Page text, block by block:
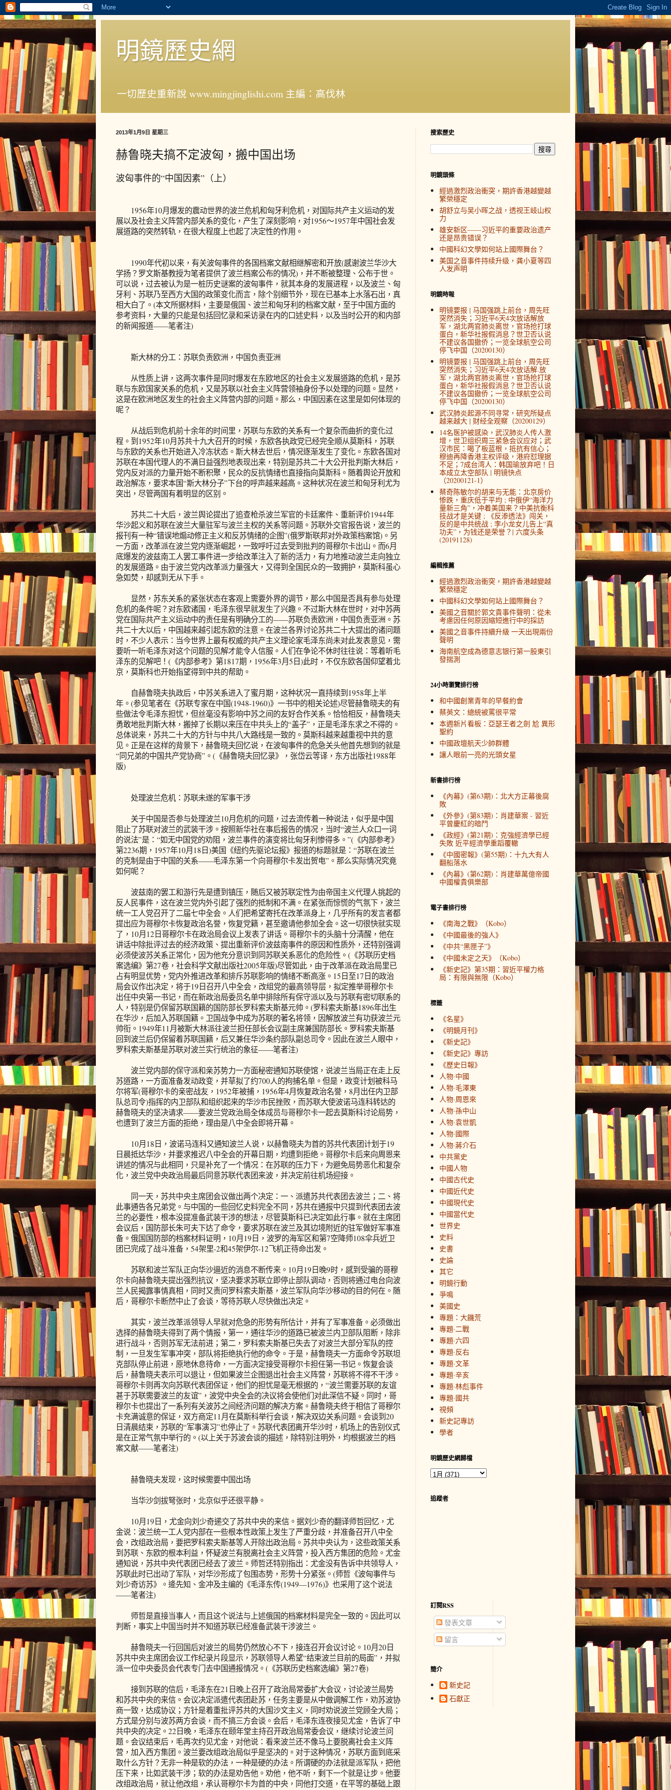
明鏡歷史網
一切歷史重新說 www.mingjinglishi.com 主編：高伐林
2013年1月9日 星期三
赫鲁晓夫搞不定波匈，搬中国出场
波匈事件的“中国因素”（上）
1956年10月爆发的震动世界的波兰危机和匈牙利危机，对国际共产主义运动的发
展以及社会主义阵营内部关系的变化，产生了深刻影响，对1956～1957年中国社会发
展道路的突然转轨，在很大程度上也起了决定性的作用。
1990年代初以来，有关波匈事件的各国档案文献相继解密和开放(感谢波兰华沙大
学扬？罗文斯基教授为笔者提供了波兰档案公布的情况)，并不断被整理、公布于世。
可以说，过去被认为是一桩历史谜案的波匈事件，就其本身的发展进程，以及波兰、匈
牙利、苏联乃至西方大国的政策变化而言，除个别细节外，现在已基本上水落石出，真
相大白了。(本文所据材料，主要是俄国、波兰和匈牙利的档案文献，至于中国方面的
参考资料，大量的只能是包括回忆录和采访录在内的口述史料，以及当时公开的和内部
的新闻报道——笔者注)
斯大林的分工：苏联负责欧洲，中国负责亚洲
从性质上讲，这两次事件是同时爆发在东欧地区的社会主义发展道路的危机，是苏
联与东欧国家关系的危机，又是苏联以社会主义阵营领袖身份予以处理的问题。显然，
这是在欧洲地区发生的社会主义阵营内部的问题。那么，中国因素在这里是如何体现的
呢？
从战后到危机前十余年的时间里，苏联与东欧的关系有一个复杂而曲折的变化过
程。到1952年10月苏共十九大召开的时候，东欧各执政党已经完全顺从莫斯科，苏联
与东欧的关系也开始进入冷冻状态。斯大林去世后，情况逐渐发生了变化。东欧各国对
苏联在本国代理人的不满日益强烈地表现出来，特别是苏共二十大公开批判斯大林后，
党内反对派的力量开始不断积聚，民众的反抗情绪也直接指向莫斯科。随着舆论开放和
政治解冻，要求本国“斯大林分子”下台的呼声越来越高。这种状况在波兰和匈牙利尤为
突出，尽管两国有着明显的区别。
苏共二十大后，波兰舆论提出了追查枪杀波兰军官的卡廷案件、重新评价1944年
华沙起义和苏联在波兰大量驻军与波兰主权的关系等问题。苏联外交官报告说，波兰的
报刊有一种“错误地煽动修正主义和反苏情绪的企图”(俄罗斯联邦对外政策档案馆)。另
一方面，改革派在波兰党内逐渐崛起，一致呼吁过去受到批判的哥穆尔卡出山。而6月
底爆发的波兹南工人罢工事件进一步给改革注入了新的活力，有力地推动波兰走向独立
的发展道路。由于波兰党内改革派力量强大，又得到全国民众的一致拥护，莫斯科虽心
急如焚，却感到无从下手。
显然，苏东关系的紧张状态在客观上需要外界的调节，那么中国是否具有参与处理
危机的条件呢？对东欧诸国，毛泽东很早就发生了兴趣。不过斯大林在世时，对中苏两
党在国际共产主义运动中的责任是有明确分工的——苏联负责欧洲，中国负责亚洲。苏
共二十大以后，中国越来越引起东欧的注意。在波兰各界讨论苏共二十大提出的诸问题
时，不少人表示：当今世界上最有权威的共产主义理论家毛泽东尚未对此发表意见，需
要听一听毛泽东对这个问题的见解才能令人信服。人们在争论不休时往往说：等着听毛
泽东的见解吧！(《内部参考》第1817期，1956年3月5日)此时，不仅东欧各国仰望着北
京，莫斯科也开始指望得到中共的帮助。
自赫鲁晓夫执政后，中苏关系进入了蜜月期，这种状况一直持续到1958年上半
年。(参见笔者在《苏联专家在中国(1948-1960)》一书中的相关论述)尽管赫鲁晓夫的有
些做法令毛泽东担忧，但丝毫没有影响中苏之间的友好合作关系。恰恰相反，赫鲁晓夫
勇敢地批判斯大林，搬掉了长期以来压在中共头上的“盖子”，正是毛泽东求之不得的。
总体说来，苏共二十大的方针与中共八大路线是一致的。莫斯科越来越重视中共的意
见。正是在这样的背景下，赫鲁晓夫回忆说，在波匈事件的危急关头他首先想到的就是
“同兄弟的中国共产党协商”。(《赫鲁晓夫回忆录》，张岱云等译，东方出版社1988年
版)
处理波兰危机：苏联未遂的军事干涉
关于中国是否参与处理波兰10月危机的问题，过去流传着一种说法，似乎是中国
阻止了苏联对波兰的武装干涉。按照新华社在事后报告的情况，当时“波兰人众口一词
的说法”是：“如无中国党的劝阻，波兰事件的演变将比匈牙利惨得多。”(《内部参考》
第2236期，1957年10月18日)美国《纽约先驱论坛报》报道的标题就是：“苏联在波兰
的克制是由于中国的关系——毛泽东第一个向哥穆尔卡发出贺电”。那么实际情况究竟
如何呢？
波兹南的罢工和游行先是遭到镇压，随后又被苏联定性为由帝国主义代理人挑起的
反人民事件，这在波兰党内外引起了强烈的抵制和不满。在紧张而惊慌的气氛下，波兰
统一工人党召开了二届七中全会。人们把希望寄托在改革派身上，几乎所有的发言者都
提出应为哥穆尔卡恢复政治名誉，恢复党籍，甚至邀请他参加全会。这一切很快就实现
了，10月12日哥穆尔卡在政治局会议上发表了讲话。哥穆尔卡的头脑十分清醒，他在
讲话中除批评过去的经济政策、提出重新评价波兹南事件的原因和性质外，还特别强调
必须使波苏关系正常化，因为他充分意识到同苏联关系恶化的危险性。(《苏联历史档
案选编》第27卷，社会科学文献出版社2005年版)尽管如此，由于改革派在政治局里已
占有明显优势，党内外推进改革和排斥苏联影响的情绪不断高涨。15日至17日的政治
局会议作出决定，将于19日召开八中全会，改组党的最高领导层，拟定推举哥穆尔卡
出任中央第一书记，而在新政治局委员名单中排除所有保守派以及与苏联有密切联系的
人，特别是仍保留苏联国籍的国防部长罗科索夫斯基元帅。(罗科索夫斯基1896年出生
在华沙，后加入苏联国籍。卫国战争中成为苏联的著名将领，因解放波兰有功获波兰元
帅衔。1949年11月被斯大林派往波兰担任部长会议副主席兼国防部长。罗科索夫斯基
回到波兰后仍保留着苏联国籍，后又兼任华沙条约部队副总司令。因此在波兰人眼中，
罗科索夫斯基是苏联对波兰实行统治的象征——笔者注)
波兰党内部的保守派和亲苏势力一方面秘密通知苏联使馆，说波兰当局正在走上反
苏道路，一方面准备发动政变，并草拟了约700人的拘捕名单。但是，政变计划被科马
尔将军(哥穆尔卡的亲密战友，1952年被捕，1956年4月恢复政治名誉，8月出任内卫部
队总司令)指挥的内卫部队和组织起来的华沙市民挫败，而苏联大使波诺马连科转达的
赫鲁晓夫的坚决请求——要波兰党政治局全体成员与哥穆尔卡一起去莫斯科讨论局势，
也遭到了波兰方面的拒绝，理由是八中全会即将开幕。
10月18日，波诺马连科又通知波兰人说，以赫鲁晓夫为首的苏共代表团计划于19
日晨抵达华沙，并要求推迟八中全会的开幕日期，均遭到拒绝。哥穆尔卡后来向周恩来
讲述的情况与此相同，只是补充了一个情况：在苏联的压力下，为避免局势恶化和复杂
化，波兰党中央政治局最后同意苏联代表团来波，并决定前往机场迎接。
同一天，苏共中央主席团会议做出两个决定：一、派遣苏共代表团去波兰；二、将
此事通告各兄弟党。与中国的一些回忆史料完全不同，苏共在通报中只提到代表团去波
兰的必要性，根本没提准备武装干涉的想法，尽管莫斯科已决定如此行事。就在主席团
会议后，国防部长朱可夫下达了命令，要求苏联在波兰及其边境附近的驻军做好军事准
备。俄国国防部的档案材料证明，10月19日，波罗的海军区和第7空降师108伞兵近卫
团已完成了战斗准备，54架里-2和45架伊尔-12飞机正待命出发。
苏联和波兰军队正向华沙逼近的消息不断传来。10月19日晚9时，感到受骗的哥穆
尔卡向赫鲁晓夫提出强烈抗议，坚决要求苏联立即停止部队调动，否则将通过电台向波
兰人民揭露事情真相，同时又责问罗科索夫斯基，波兰军队向华沙移动的目的何在。随
后，哥穆尔卡断然中止了会谈，等待苏联人尽快做出决定。
其实，波兰改革派领导人早就对危急的形势有所估计，并有了军事准备。必须做出
选择的赫鲁晓夫得到了两个情报，第一，通往华沙的道路已被波兰内卫部队阻断，除非
进行战斗，否则苏军无法前进；第二，罗科索夫斯基已失去了对波兰大部分军队的控
制，一旦发生军事冲突，部队将拒绝执行他的命令。于是，赫鲁晓夫一方面命令苏联坦
克部队停止前进，原地休息待命，一方面决定接受哥穆尔卡担任第一书记。恢复会谈
后，赫鲁晓夫表示可以退让，但如果波兰企图退出社会主义阵营，苏联将不得不干涉。
哥穆尔卡则再次向苏联代表团保证，他们的担忧是毫无根据的，“波兰需要苏联的友谊
甚于苏联需要波兰的友谊”，波党中央全会的决议将会使他们对此深信不疑。同时，哥
穆尔卡也提出了一系列有关波苏之间经济问题的解决方案。赫鲁晓夫终于相信了哥穆尔
卡充满诚意的保证，双方商定11月在莫斯科举行会谈，解决双边关系问题。会谈到20
日清晨结束，苏联的“军事演习”也停止了。苏联代表团离开华沙时，机场上的告别仪式
是在正常气氛中举行的。(以上关于苏波会谈的描述，除特别注明外，均根据波兰的档
案文献——笔者注)
赫鲁晓夫发现，这时候需要中国出场
当华沙剑拔弩张时，北京似乎还很平静。
10月19日，尤金向刘少奇递交了苏共中央的来信。据刘少奇的翻译师哲回忆，尤
金说：波兰统一工人党内部在一些根本性政策上发生了严重分歧，并准备召开八中全
会，改组政治局，要把罗科索夫斯基等人开除出政治局。苏共中央认为，这些政策关系
到苏联、东欧的根本利益，怀疑波兰有脱离社会主义阵营，投入西方集团的危险。尤金
通知说，苏共中央代表团已经去了波兰。师哲还特别指出：尤金没有告诉中共领导人，
苏联此时已出动了军队，对华沙形成了包围态势，形势十分紧张。(师哲《波匈事件与
刘少奇访苏》。逄先知、金冲及主编的《毛泽东传(1949—1976)》也采用了这个说法
——笔者注)
师哲是直接当事人，而且这个说法与上述俄国的档案材料是完全一致的。因此可以
判断，事实上中国当时并不知道苏联已经准备武装干涉波兰。
赫鲁晓夫一行回国后对波兰的局势仍然放心不下，接连召开会议讨论。10月20日
苏共中央主席团会议工作纪录片段显示，苏联领导人希望“结束波兰目前的局面”，并拟
派一位中央委员会代表专门去中国通报情况。(《苏联历史档案选编》第27卷)
接到苏联的信后，毛泽东在21日晚上召开了政治局常委扩大会议，讨论波兰局势
和苏共中央的来信。会议决定派遣代表团赴苏，任务主要是从中做调解工作，劝苏波协
商一致，达成协议；方针是着重批评苏共的大国沙文主义，同时劝说波兰党顾全大局；
方式是分别与波苏两方会谈，而不搞三方会谈。会后，毛泽东连夜接见尤金，告诉了中
共中央的决定。22日晚，毛泽东在颐年堂主持召开政治局常委会议，继续讨论波兰问
题。会议结束后，毛再次约见尤金，对他说：看来波兰还不像马上要脱离社会主义阵
营，加入西方集团。波兰要改组政治局似乎是坚决的。对于这种情况，苏联方面到底采
取什么方针？无非一种是软的办法，一种是硬的办法。所谓硬的办法就是派军队，把他
压下来，比如武装干涉；软的办法是劝告他。劝他，他不听，剩下一个就是让步。他要
改组政治局，就让他改组，承认哥穆尔卡为首的中央，同他打交道，在平等的基础上跟
搜索歷史
明鏡頭條
經過激烈政治衝突，期許香港越變越
繁榮穩定
胡舒立与吴小晖之战，透视王岐山权
力
雄安新区——习近平的重要政治遗产
还是昂贵错误？
中國科幻文學如何站上國際舞台？
美国之音事件持续升级，龚小夏等四
人发声明
明鏡時報
明镜要报 | 马国强跳上前台，周先旺
突然消失；习近平6天4次放话解放
军，湖北两官肺炎离世，官场抢打球
蛋白，新华社报假消息？世卫否认说
不建议各国撤侨；一览全球航空公司
停飞中国（20200130）
明镜要报 | 马国强跳上前台，周先旺
突然消失；习近平6天4次放话解.放
军，湖北两官肺炎离世，官场抢打球
蛋白，新华社报假消息？世卫否认说
不建议各国撤侨；一览全球航空公司
停飞中国（20200130）
武汉肺炎起源不同寻常，研究所疑点
越来越大 | 财经全观察（20200129）
14名医护被感染，武汉肺炎人传人激
增，世卫组织周三紧急会议应对；武
汉市民：喝了板蓝根，抵抗有信心；
穆迪再降香港主权评级，港府怼理据
不足；7成台湾人：韩国瑜放弃吧！日
本成立太空部队 | 明镜快点
（20200121-1）
蔡奇陈敏尔的胡来与无能：北京房价
惨跌，重庆低于平均 ; 中俄伊“海洋力
量新三角”，冲着美国来？中美抗衡科
技战才是关键 ; 《反渗透法》闯关，
反的是中共统战 ; 李小龙女儿告上“真
功夫”，为钱还是荣誉？| 六度头条
(20191128)
編輯推薦
經過激烈政治衝突，期許香港越變越
繁榮穩定
中國科幻文學如何站上國際舞台？
美國之音關於郭文貴事件聲明：從未
考慮因任何原因縮短進行中的採訪
美國之音事件持續升級 一天出現兩份
聲明
海南航空成為德意志银行第一股東引
發揣測
24小時瀏覽排行榜
和中國創業青年的早餐約會
蔡英文：總統被罵很平常
本週新片看板：亞瑟王者之劍 尬 異形
聖約
中國政壇航天少帥群體
讓人眼前一亮的光頭女星
新書排行榜
《內幕》(第63期)：北大方正幕後腐
敗
《外參》(第83期)：肖建華案 - 習近
平曾慶紅的暗鬥
《政經》(第21期)：克強經濟學已經
失敗 近平經濟學重蹈覆轍
《中國密報》(第55期)：十九大有人
翻船落水
《內幕》(第62期)：肖建華萬億帝國
中國權貴俱樂部
電子書排行榜
《南海之戰》（Kobo）
《中國最後的強人》
《中共“黑匣子”》
《中國未定之天》（Kobo）
《新史記》第35期：習近平權力格
局：有限與無限（Kobo）
標籤
《名星》
《明鏡月刊》
《新史記》
《新史記》專訪
《歷史日報》
人物·中國
人物·毛澤東
人物·周恩來
人物·孫中山
人物·袁世凱
人物·國際
人物·蔣介石
中共黨史
中國人物
中國古代史
中國近代史
中國現代史
中國當代史
世界史
史料
史書
史論
其它
明鏡行動
爭鳴
美國史
專題：大饑荒
專題·二戰
專題·六四
專題·反右
專題·文革
專題·辛亥
專題·林彪事件
專題·國共
視頻
新史記專訪
學者
明鏡歷史網歸檔
追蹤者
訂閱RSS
發表文章
留言
簡介
新史記
石獻正